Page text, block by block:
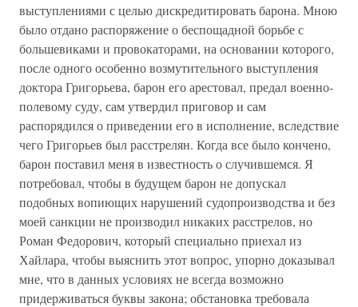
выступлениями с целью дискредитировать барона. Мною
было отдано распоряжение о беспощадной борьбе с
большевиками и провокаторами, на основании которого,
после одного особенно возмутительного выступления
доктора Григорьева, барон его арестовал, предал военно-
полевому суду, сам утвердил приговор и сам
распорядился о приведении его в исполнение, вследствие
чего Григорьев был расстрелян. Когда все было кончено,
барон поставил меня в известность о случившемся. Я
потребовал, чтобы в будущем барон не допускал
подобных вопиющих нарушений судопроизводства и без
моей санкции не производил никаких расстрелов, но
Роман Федорович, который специально приехал из
Хайлара, чтобы выяснить этот вопрос, упорно доказывал
мне, что в данных условиях не всегда возможно
придерживаться буквы закона; обстановка требовала